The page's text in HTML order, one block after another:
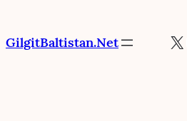
content
GilgitBaltistan.Net X